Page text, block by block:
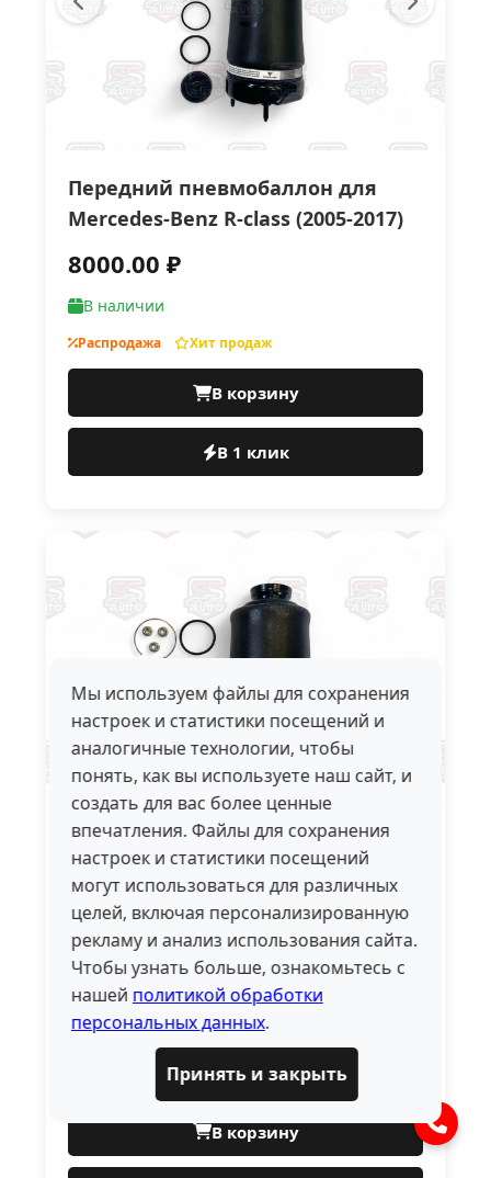
Передний пневмобаллон для
Mercedes-Benz R-class (2005-2017)
8000.00 ₽
В наличии
Распродажа Хит продаж
В корзину
В 1 клик
Передний пневмобаллон для
Mercedes-Benz ML-class W164
(2005-2011)
7500.00 ₽
В наличии
Лучшая цена
Низкий процент брака
Официальный дилер
В корзину
Мы используем файлы для сохранения
настроек и статистики посещений и
аналогичные технологии, чтобы
понять, как вы используете наш сайт, и
создать для вас более ценные
впечатления. Файлы для сохранения
настроек и статистики посещений
могут использоваться для различных
целей, включая персонализированную
рекламу и анализ использования сайта.
Чтобы узнать больше, ознакомьтесь с
нашей политикой обработки
персональных данных.
Принять и закрыть